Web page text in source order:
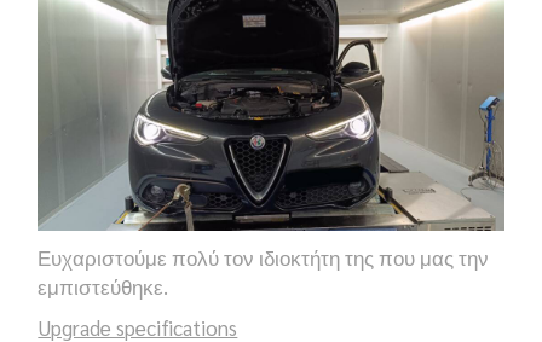
Ευχαριστούμε πολύ τον ιδιοκτήτη της που μας την
εμπιστεύθηκε.
Upgrade specifications